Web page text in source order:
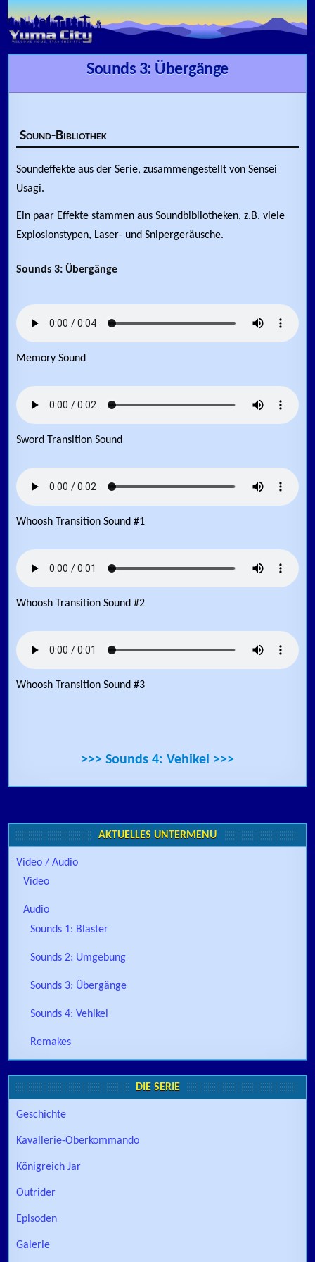
Skip to content
Sounds 3: Übergänge
Sound-Bibliothek
Soundeffekte aus der Serie, zusammengestellt von Sensei
Usagi.
Ein paar Effekte stammen aus Soundbibliotheken, z.B. viele
Explosionstypen, Laser- und Snipergeräusche.
Sounds 3: Übergänge
Memory Sound
Sword Transition Sound
Whoosh Transition Sound #1
Whoosh Transition Sound #2
Whoosh Transition Sound #3
>>> Sounds 4: Vehikel >>>
AKTUELLES UNTERMENÜ
Video / Audio
Video
Audio
Sounds 1: Blaster
Sounds 2: Umgebung
Sounds 3: Übergänge
Sounds 4: Vehikel
Remakes
DIE SERIE
Geschichte
Kavallerie-Oberkommando
Königreich Jar
Outrider
Episoden
Galerie